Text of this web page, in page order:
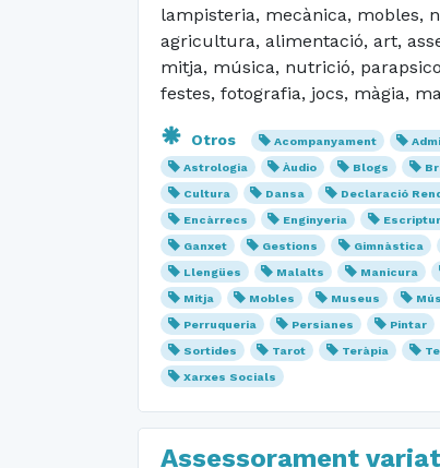
lampisteria, mecànica, mobles,
agricultura, alimentació, art,
mitja, música, nutrició,
festes, fotografia, jocs, màgia,
Otros Acompanyament
Astrologia
Àudio Blogs
Cultura
Dansa Declaració
Encàrrecs
Enginyeria
Ganxet
Gestions Gimnàstica
Llengües
Malalts Manicura
Mitja
Mobles Museus
Perruqueria
Persianes Pintar
Sortides
Tarot Teràpia
Xarxes Socials
Assessorament